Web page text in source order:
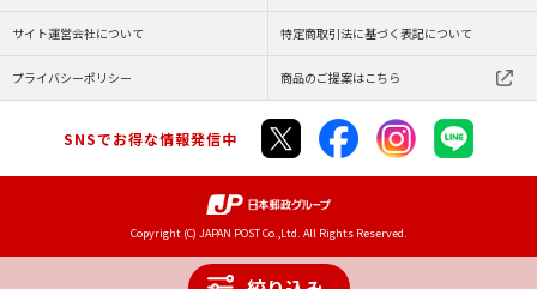
サイト運営会社について 特定商取引法に基づく表記について
プライバシーポリシー 商品のご提案はこちら
SNSでお得な情報発信中
Copyright (C) JAPAN POST Co.,Ltd. All Rights Reserved.